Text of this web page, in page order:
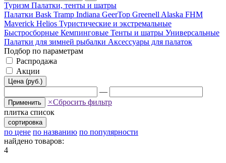
Туризм Палатки, тенты и шатры
Палатки Bask Tramp Indiana GeerTop Greenell Alaska FHM
Maverick Helios Туристические и экстремальные
Быстросборные Кемпинговые Тенты и шатры Универсальные
Палатки для зимней рыбалки Аксессуары для палаток
Подбор по параметрам
Распродажа
Акции
Цена (руб.)
—
Применить ×Сбросить фильтр
плитка список
сортировка
по цене по названию по популярности
найдено товаров:
4